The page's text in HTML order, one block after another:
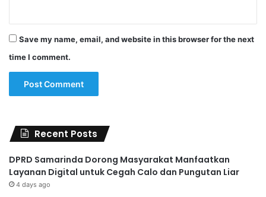
Save my name, email, and website in this browser for the next
time I comment.
Recent Posts
DPRD Samarinda Dorong Masyarakat Manfaatkan
Layanan Digital untuk Cegah Calo dan Pungutan Liar
4 days ago